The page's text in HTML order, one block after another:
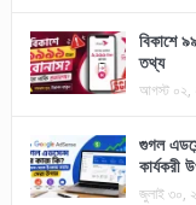
বিকাশে
তথ্য
আগস্ট ০২,
গুগল
কার্যকরী
জুলাই ৩০,